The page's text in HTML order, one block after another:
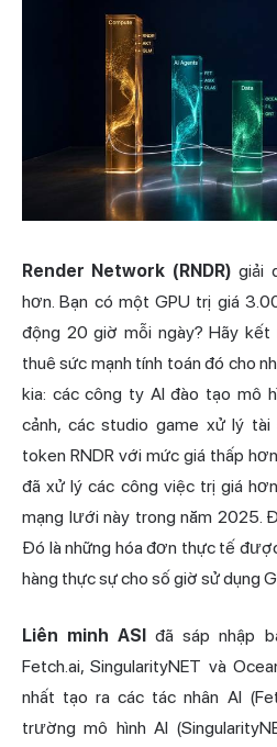
Render Network (RNDR) giải
hơn. Bạn có một GPU trị giá
động 20 giờ mỗi ngày? Hãy kết
thuê sức mạnh tính toán đó cho
kia: các công ty AI đào tạo mô
cảnh, các studio game xử lý tài
token RNDR với mức giá thấp
đã xử lý các công việc trị giá
mạng lưới này trong năm 2025.
Đó là những hóa đơn thực tế
hàng thực sự cho số giờ sử dụng
Liên minh ASI đã sáp nhập
Fetch.ai, SingularityNET và
nhất tạo ra các tác nhân AI
trường mô hình AI